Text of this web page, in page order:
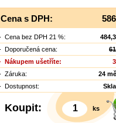
Cena s DPH:
Cena bez DPH 21 %:
Doporučená cena:
Nákupem ušetříte:
Záruka:
24
Dostupnost:
Koupit: ks